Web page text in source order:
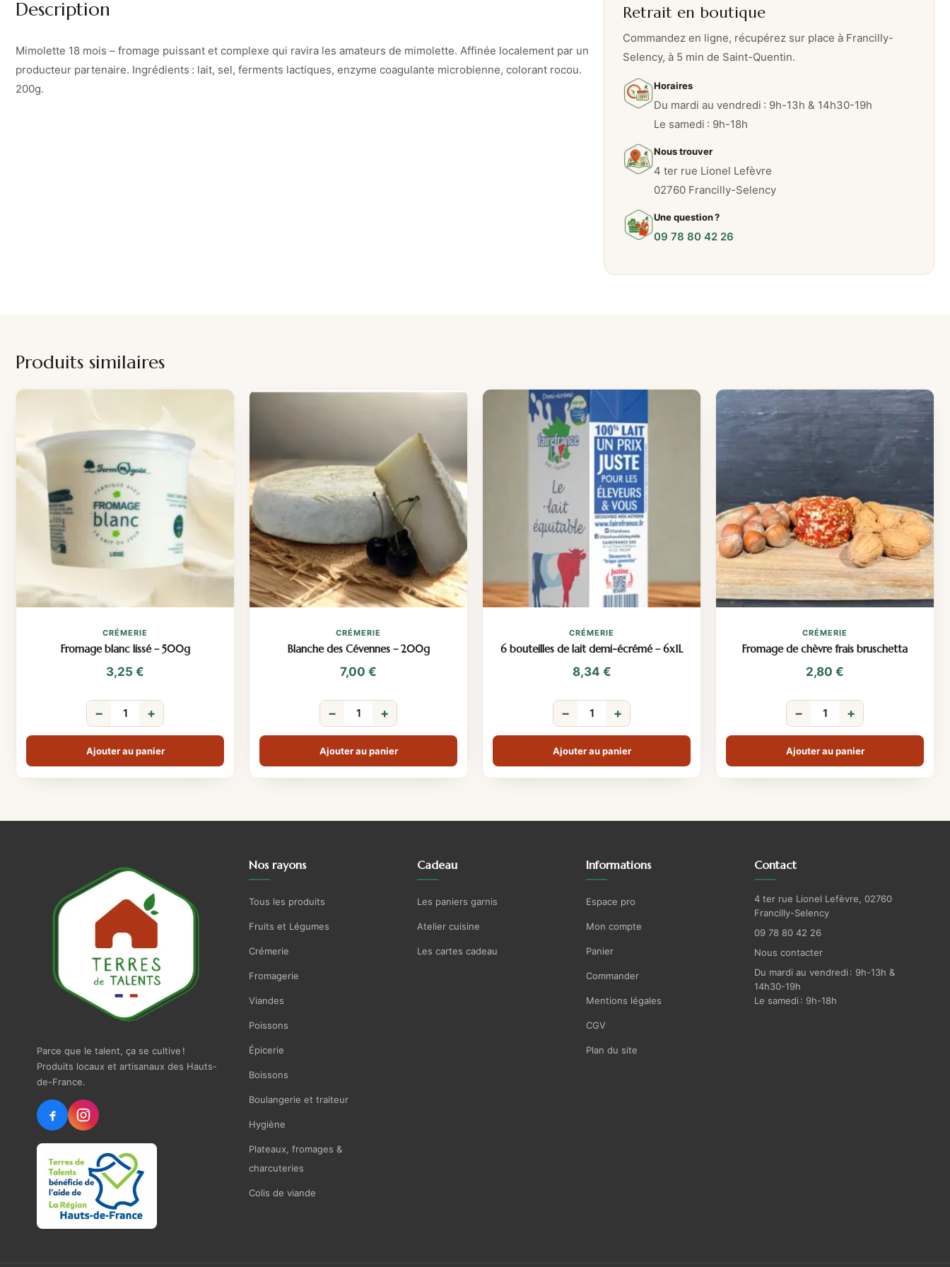
8
Description
Mimolette 18 mois – fromage puissant et complexe qui ravira les amateurs de mimolette. Affinée localement par un
producteur partenaire. Ingrédients : lait, sel, ferments lactiques, enzyme coagulante microbienne, colorant rocou.
200g.
Retrait en boutique
Commandez en ligne, récupérez sur place à Francilly-
Selency, à 5 min de Saint-Quentin.
Horaires
Du mardi au vendredi : 9h-13h & 14h30-19h
Le samedi : 9h-18h
Nous trouver
4 ter rue Lionel Lefèvre
02760 Francilly-Selency
Une question ?
09 78 80 42 26
Produits similaires
CRÉMERIE
Fromage blanc lissé – 500g
3,25 €
− +
Ajouter au panier
CRÉMERIE
Blanche des Cévennes – 200g
7,00 €
− +
Ajouter au panier
CRÉMERIE
6 bouteilles de lait demi-écrémé – 6x1L
8,34 €
− +
Ajouter au panier
CRÉMERIE
Fromage de chèvre frais bruschetta
2,80 €
− +
Ajouter au panier
Parce que le talent, ça se cultive !
Produits locaux et artisanaux des Hauts-
de-France.
Nos rayons
Tous les produits
Fruits et Légumes
Crémerie
Fromagerie
Viandes
Poissons
Épicerie
Boissons
Boulangerie et traiteur
Hygiène
Plateaux, fromages &
charcuteries
Colis de viande
Cadeau
Les paniers garnis
Atelier cuisine
Les cartes cadeau
Informations
Espace pro
Mon compte
Panier
Commander
Mentions légales
CGV
Plan du site
Contact
4 ter rue Lionel Lefèvre, 02760
Francilly-Selency
09 78 80 42 26
Nous contacter
Du mardi au vendredi : 9h-13h &
14h30-19h
Le samedi : 9h-18h